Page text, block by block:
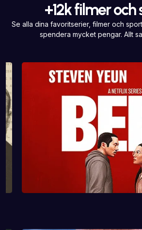
+12k filmer och
Se alla dina favoritserier, filmer och
spendera mycket pengar. Allt